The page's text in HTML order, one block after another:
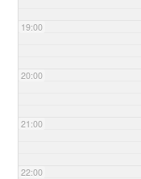
19:00
20:00
21:00
22:00